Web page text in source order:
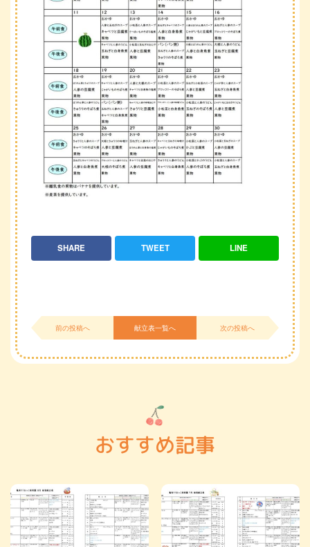
SHARE TWEET LINE
前の投稿へ 献立表一覧へ 次の投稿へ
おすすめ記事